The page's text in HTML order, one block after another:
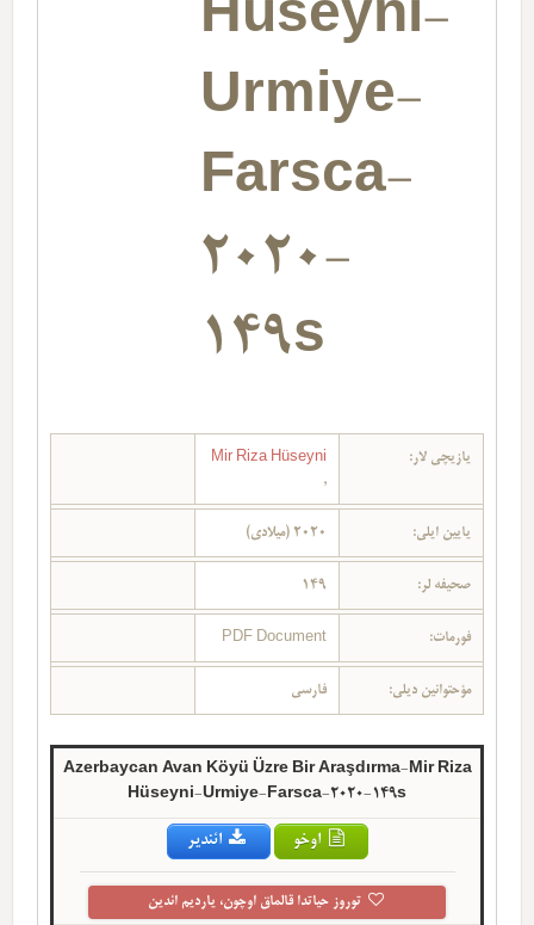
Hüseyni-
Urmiye-
Farsca-
2020-
149s
یازیچی لار:
Mir Riza Hüseyni
,
یایین ایلی: 2020 (میلادی)
صحیفه لر: 149
فورمات: PDF Document
مؤحتوانین دیلی: فارسی
Azerbaycan Avan Köyü Üzre Bir Araşdırma-Mir Riza
Hüseyni-Urmiye-Farsca-2020-149s
اوخو ائندیر
توروز حیاتدا قالماق اوچون، یاردیم ائدین